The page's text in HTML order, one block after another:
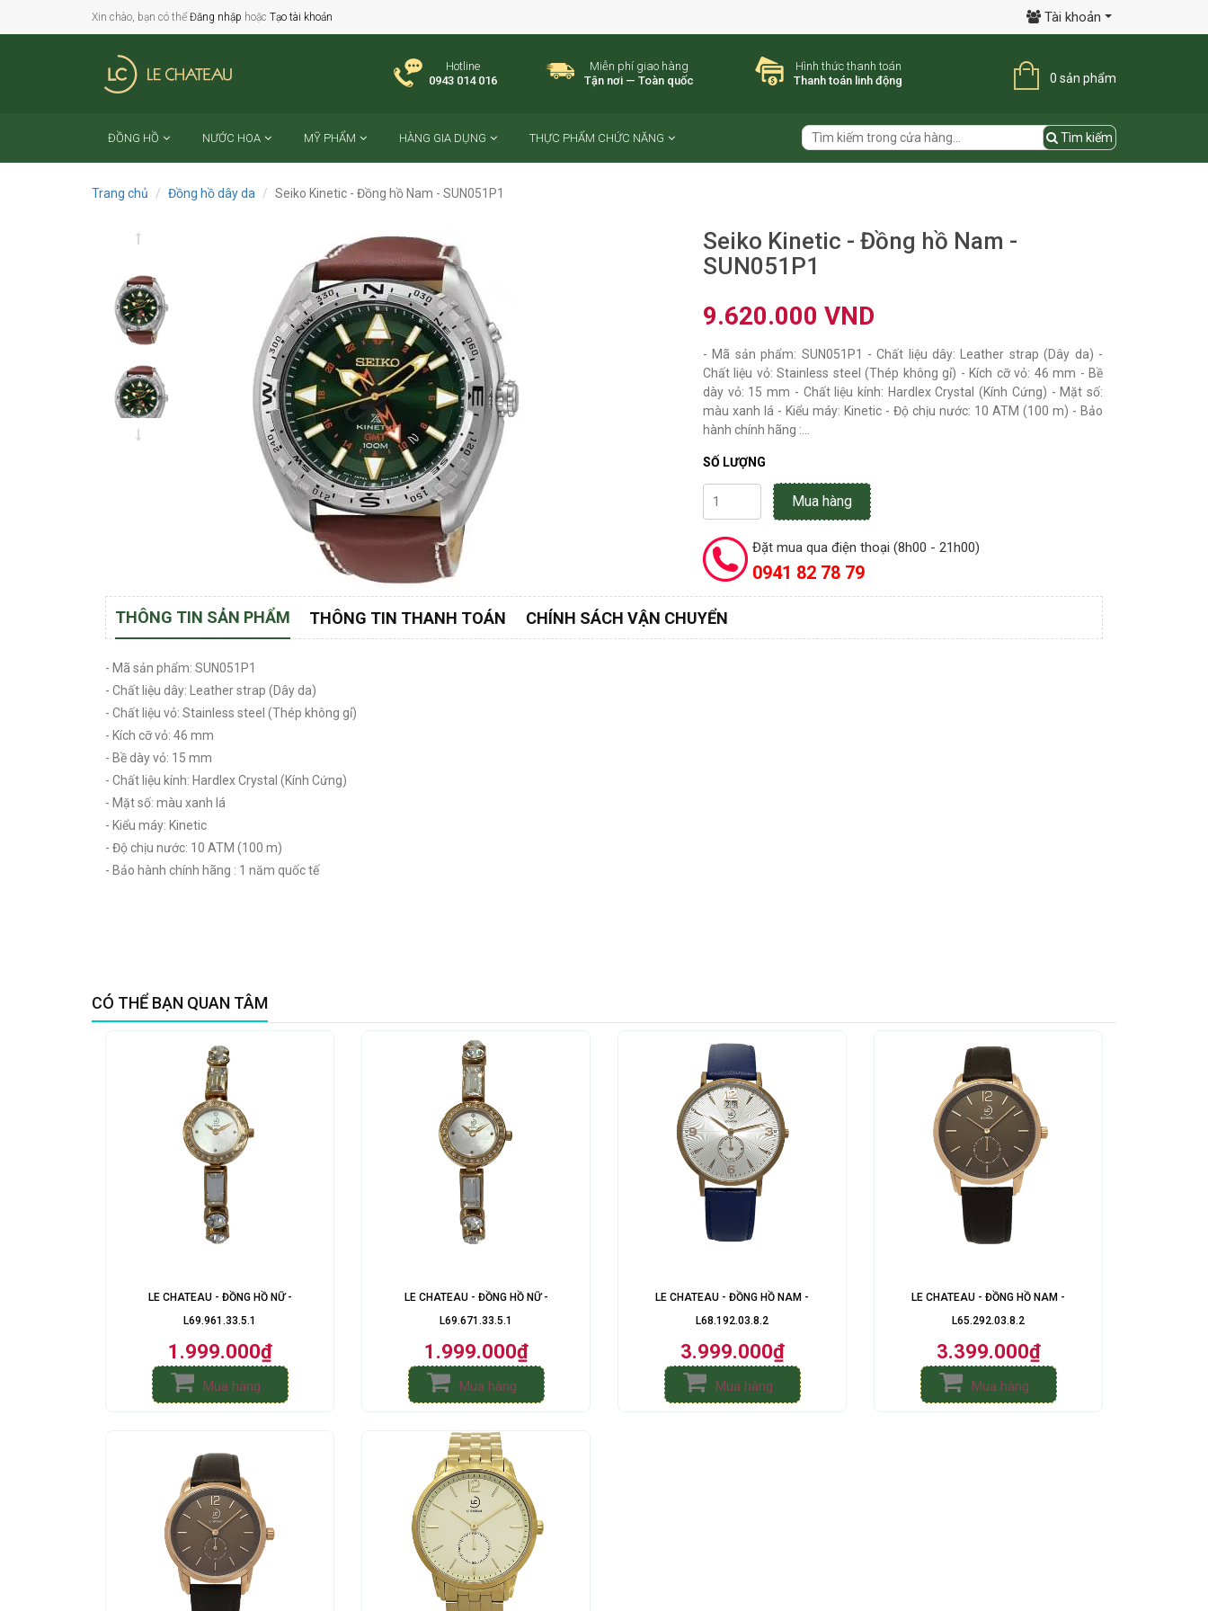
Xin chào, bạn có thể Đăng nhập hoặc Tạo tài khoản Tài khoản
Hotline
0943 014 016
Miễn phí giao hàng
Tận nơi — Toàn quốc
Hình thức thanh toán
Thanh toán linh động
0 sản phẩm
ĐỒNG HỒ NƯỚC HOA MỸ PHẨM HÀNG GIA DỤNG THỰC PHẨM CHỨC NĂNG Tìm kiếm
Trang chủ Đồng hồ dây da Seiko Kinetic - Đồng hồ Nam - SUN051P1
Seiko Kinetic - Đồng hồ Nam -
SUN051P1
9.620.000 VND
- Mã sản phẩm: SUN051P1 - Chất liệu dây: Leather strap (Dây da) -
Chất liệu vỏ: Stainless steel (Thép không gỉ) - Kích cỡ vỏ: 46 mm - Bề
dày vỏ: 15 mm - Chất liệu kính: Hardlex Crystal (Kính Cứng) - Mặt số:
màu xanh lá - Kiểu máy: Kinetic - Độ chịu nước: 10 ATM (100 m) - Bảo
hành chính hãng :...
SỐ LƯỢNG
Mua hàng
Đặt mua qua điện thoại (8h00 - 21h00)
0941 82 78 79
THÔNG TIN SẢN PHẨM THÔNG TIN THANH TOÁN CHÍNH SÁCH VẬN CHUYỂN
- Mã sản phẩm: SUN051P1
- Chất liệu dây: Leather strap (Dây da)
- Chất liệu vỏ: Stainless steel (Thép không gỉ)
- Kích cỡ vỏ: 46 mm
- Bề dày vỏ: 15 mm
- Chất liệu kính: Hardlex Crystal (Kính Cứng)
- Mặt số: màu xanh lá
- Kiểu máy: Kinetic
- Độ chịu nước: 10 ATM (100 m)
- Bảo hành chính hãng : 1 năm quốc tế
CÓ THỂ BẠN QUAN TÂM
LE CHATEAU - ĐỒNG HỒ NỮ -
L69.961.33.5.1
1.999.000₫
Mua hàng
LE CHATEAU - ĐỒNG HỒ NỮ -
L69.671.33.5.1
1.999.000₫
Mua hàng
LE CHATEAU - ĐỒNG HỒ NAM -
L68.192.03.8.2
3.999.000₫
Mua hàng
LE CHATEAU - ĐỒNG HỒ NAM -
L65.292.03.8.2
3.399.000₫
Mua hàng